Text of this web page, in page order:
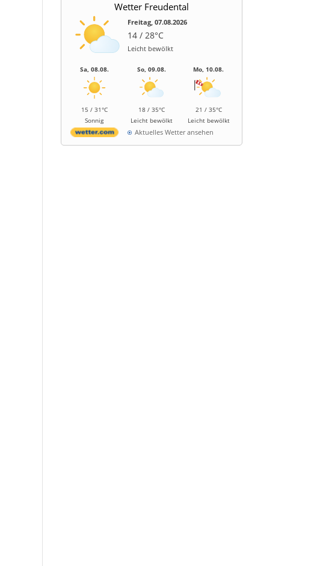
Wetter Freudental
Freitag, 07.08.2026
14 / 28°C
Leicht bewölkt
Sa, 08.08.
15 / 31°C
Sonnig
So, 09.08.
18 / 35°C
Leicht bewölkt
Mo, 10.08.
21 / 35°C
Leicht bewölkt
Aktuelles Wetter ansehen